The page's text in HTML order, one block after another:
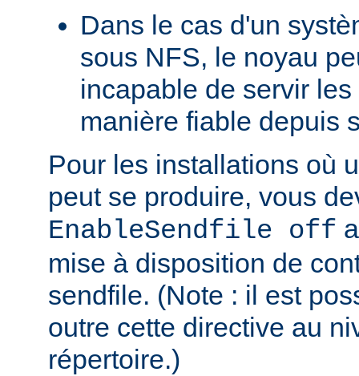
Dans le cas d'un
sous NFS, le noyau
incapable de servir
manière fiable depuis
Pour les installations où
peut se produire, vous
EnableSendfile off
mise à disposition de
sendfile. (Note : il est
outre cette directive au
répertoire.)